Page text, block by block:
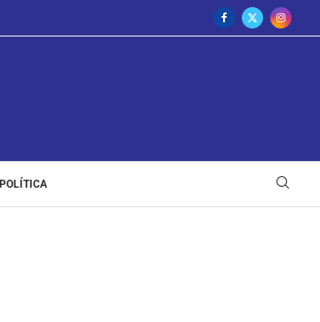
POLÍTICA